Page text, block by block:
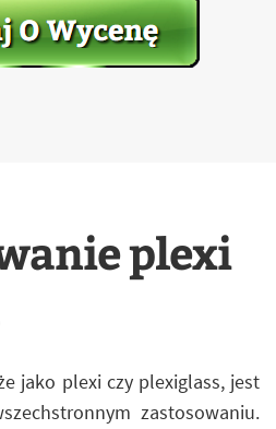
plexi
jako plexi czy plexiglass, jest
zastosowaniu.